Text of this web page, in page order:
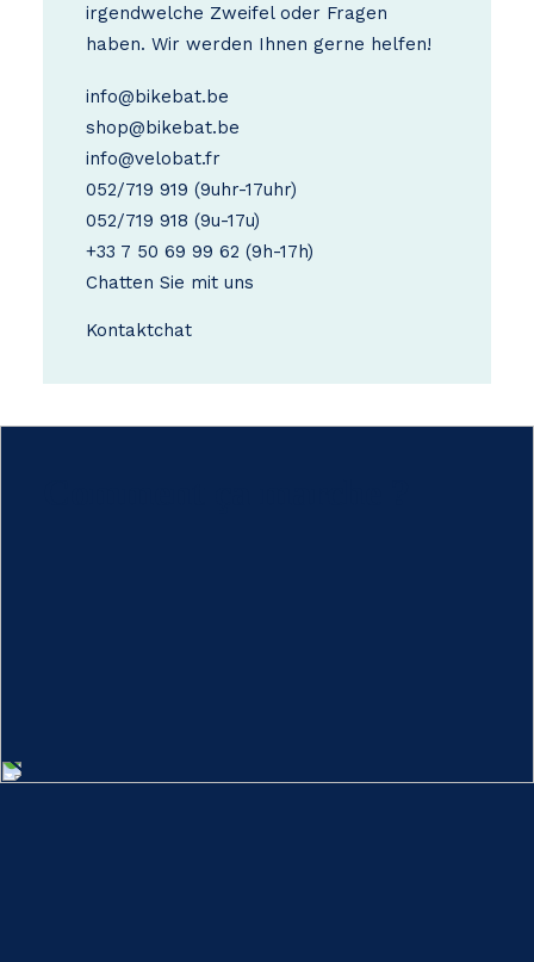
irgendwelche Zweifel oder Fragen
haben. Wir werden Ihnen gerne helfen!
info@bikebat.be
shop@bikebat.be
info@velobat.fr
052/719 919 (9uhr-17uhr)
052/719 918 (9u-17u)
+33 7 50 69 99 62 (9h-17h)
Chatten Sie mit uns
Kontaktchat